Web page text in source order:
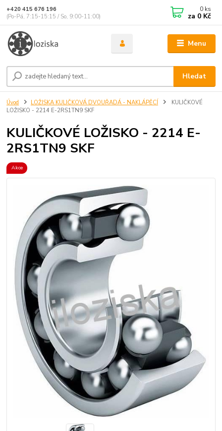
Menu
Hledat
+420 415 676 196
(Po-Pá, 7:15-15:15 / So, 9:00-11:00)
0 ks
za 0 Kč
Úvod LOŽISKA KULIČKOVÁ DVOUŘADÁ - NAKLÁPĚCÍ
KULIČKOVÉ
LOŽISKO - 2214 E-2RS1TN9 SKF
KULIČKOVÉ LOŽISKO - 2214 E-
2RS1TN9 SKF
Akce